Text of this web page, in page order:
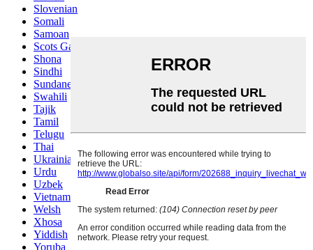
Slovenian
Somali
Samoan
Scots Gaelic
Shona
Sindhi
Sundanese
Swahili
Tajik
Tamil
Telugu
Thai
Ukrainian
Urdu
Uzbek
Vietnamese
Welsh
Xhosa
Yiddish
Yoruba